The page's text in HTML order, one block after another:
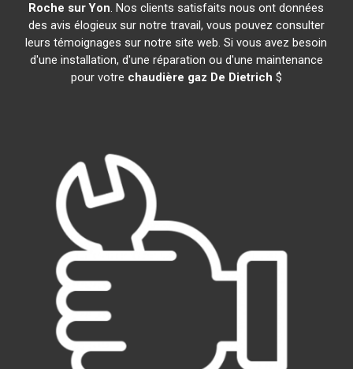
Roche sur Yon. Nos clients satisfaits nous ont données
des avis élogieux sur notre travail, vous pouvez consulter
leurs témoignages sur notre site web. Si vous avez besoin
d'une installation, d'une réparation ou d'une maintenance
pour votre chaudière gaz De Dietrich $